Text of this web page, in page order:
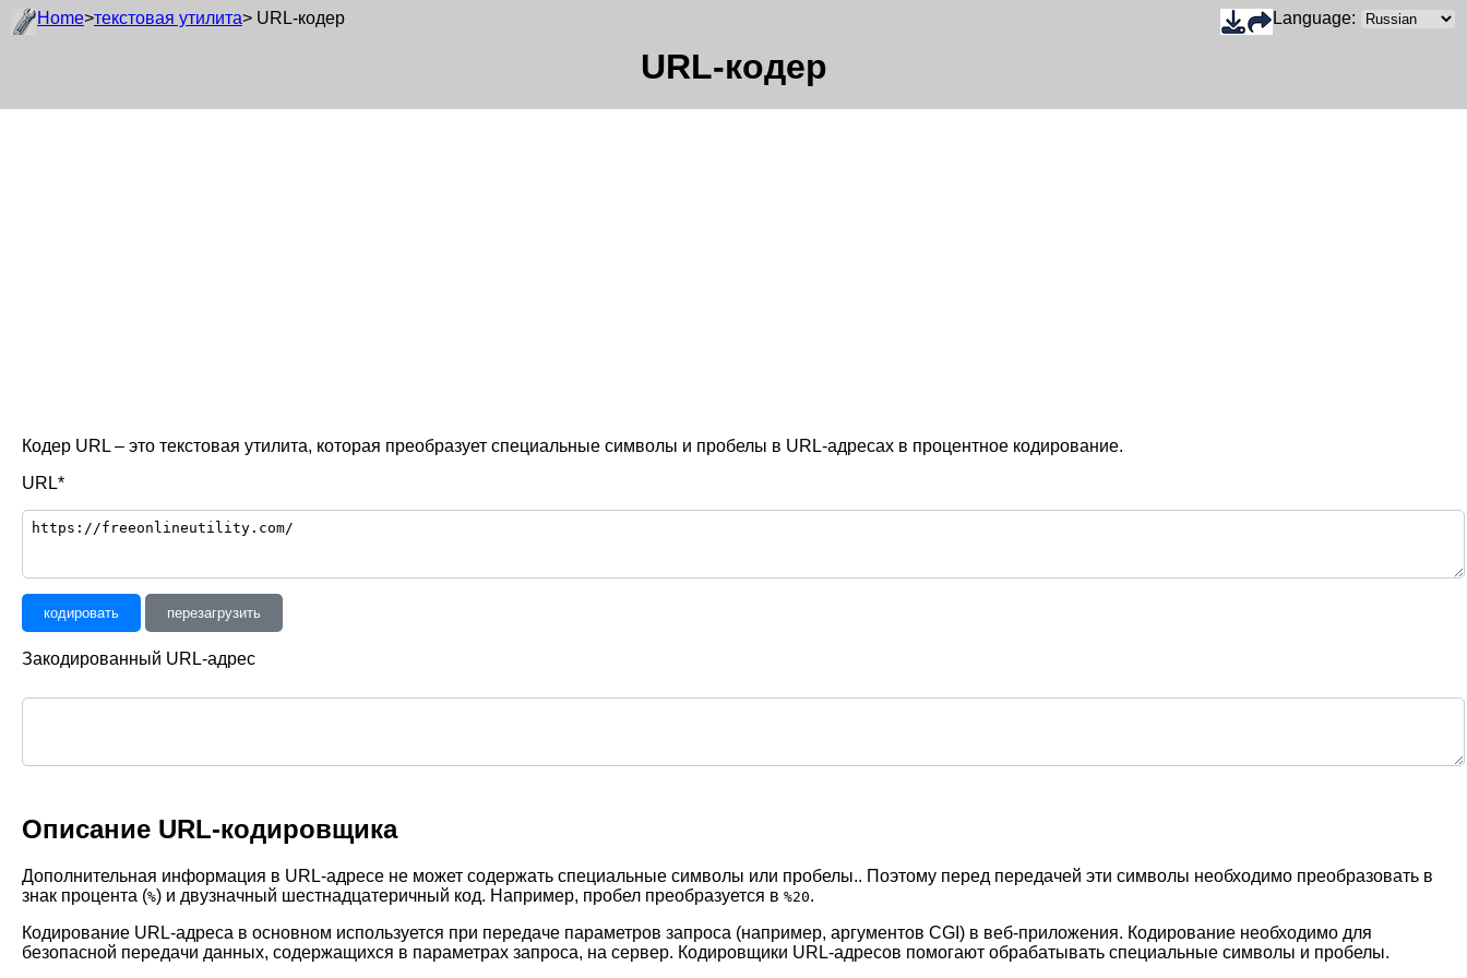
Home>текстовая утилита> URL-кодер
URL-кодер
Language:
Кодер URL – это текстовая утилита, которая преобразует специальные символы и пробелы в URL-адресах в процентное кодирование.
URL*
кодировать перезагрузить
Закодированный URL-адрес
Описание URL-кодировщика
Дополнительная информация в URL-адресе не может содержать специальные символы или пробелы.. Поэтому перед передачей эти символы необходимо преобразовать в
знак процента (%) и двузначный шестнадцатеричный код. Например, пробел преобразуется в %20.
Кодирование URL-адреса в основном используется при передаче параметров запроса (например, аргументов CGI) в веб-приложения. Кодирование необходимо для
безопасной передачи данных, содержащихся в параметрах запроса, на сервер. Кодировщики URL-адресов помогают обрабатывать специальные символы и пробелы.